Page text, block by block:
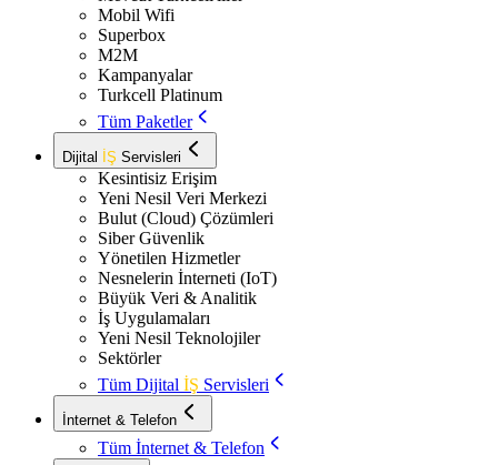
Mobil Wifi
Superbox
M2M
Kampanyalar
Turkcell Platinum
Tüm Paketler
Dijital İŞ Servisleri
Kesintisiz Erişim
Yeni Nesil Veri Merkezi
Bulut (Cloud) Çözümleri
Siber Güvenlik
Yönetilen Hizmetler
Nesnelerin İnterneti (IoT)
Büyük Veri & Analitik
İş Uygulamaları
Yeni Nesil Teknolojiler
Sektörler
Tüm Dijital İŞ Servisleri
İnternet & Telefon
Tüm İnternet & Telefon